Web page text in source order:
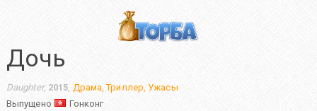
Дочь
Daughter, 2015, Драма,Триллер, Ужасы
Выпущено
Гонконг